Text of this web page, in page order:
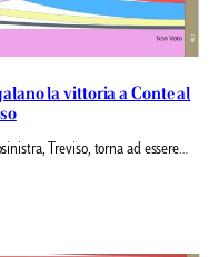
la vittoria a Conte al
Treviso, torna ad essere…